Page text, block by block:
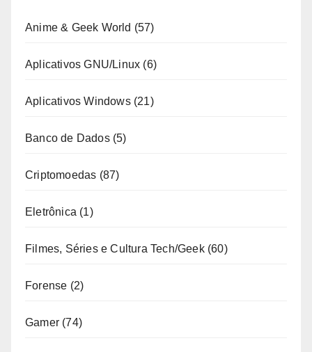
Anime & Geek World (57)
Aplicativos GNU/Linux (6)
Aplicativos Windows(21)
Banco de Dados(5)
Criptomoedas (87)
Eletrônica (1)
Filmes, Séries e Cultura Tech/Geek(60)
Forense (2)
Gamer (74)